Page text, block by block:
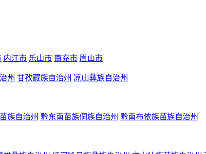
内江市 乐山市 南充市 眉山市
州 甘孜藏族自治州 凉山彝族自治州
族自治州 黔东南苗族侗族自治州 黔南布依族苗族自治州